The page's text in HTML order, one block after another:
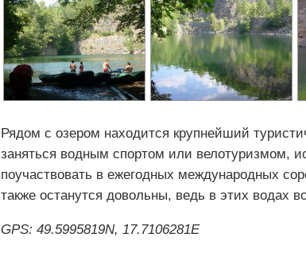
Рядом с озером находится крупнейший
заняться водным спортом или велотуризмом,
поучаствовать в ежегодных международных
также останутся довольны, ведь в этих водах
GPS: 49.5995819N, 17.7106281E